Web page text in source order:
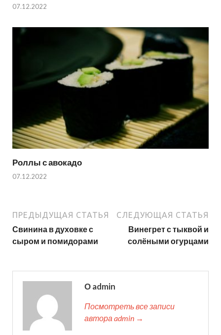
07.12.2022
Роллы с авокадо
07.12.2022
ПРЕДЫДУЩАЯ СТАТЬЯ
Свинина в духовке с
сыром и помидорами
СЛЕДУЮЩАЯ СТАТЬЯ
Винегрет с тыквой и
солёными огурцами
О admin
Посмотреть все записи
автора admin →